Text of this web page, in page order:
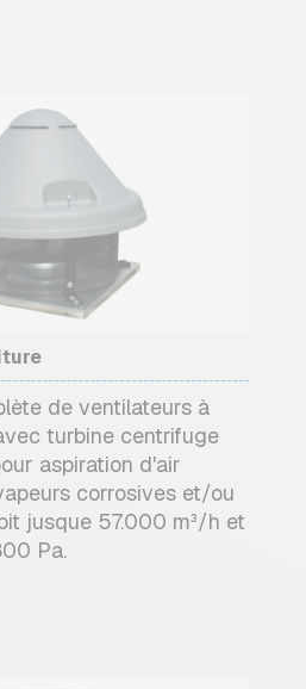
de ventilateurs à
turbine centrifuge
aspiration d'air
corrosives et/ou
jusque 57.000 m³/h et
Pa.